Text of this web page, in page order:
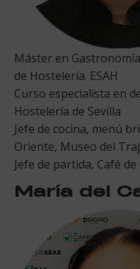
Máster en
de Hostelería. ESAH
Curso especialista en
Hostelería de Sevilla
Jefe de cocina, menú
Oriente, Museo del
​Jefe de partida, Café
María del